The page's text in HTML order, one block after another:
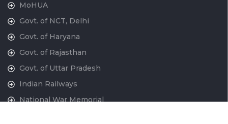
MoHUA
Govt. of NCT, Delhi
Govt. of Haryana
Govt. of Rajasthan
Govt. of Uttar Pradesh
Indian Railways
National War Memorial